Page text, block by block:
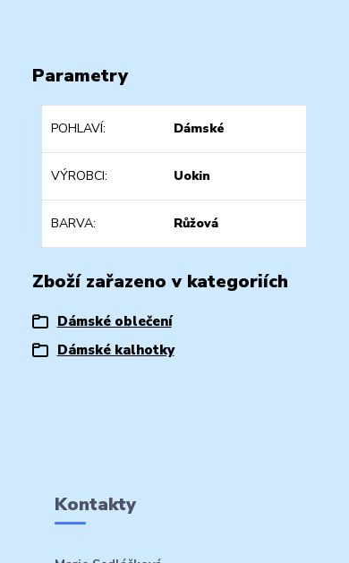
Parametry
POHLAVÍ Dámské
VÝROBCI Uokin
BARVA Růžová
Zboží zařazeno v kategoriích
Dámské oblečení
Dámské kalhotky
Kontakty